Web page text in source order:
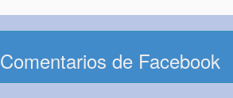
Comentarios de Facebook